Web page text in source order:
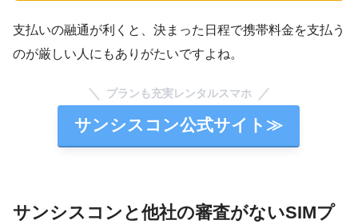
支払いの融通が利くと、決まった日程で携帯料金を支払う
のが厳しい人にもありがたいですよね。
プランも充実レンタルスマホ
サンシスコン公式サイト≫
サンシスコンと他社の審査がないSIMプ